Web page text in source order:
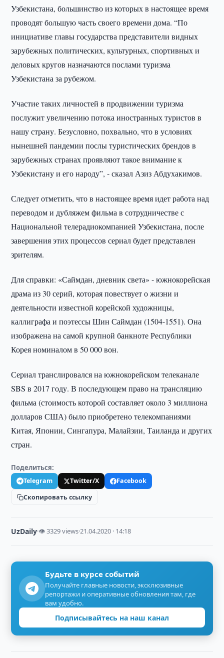
Узбекистана, большинство из которых в настоящее время
проводят большую часть своего времени дома. “По
инициативе главы государства представители видных
зарубежных политических, культурных, спортивных и
деловых кругов назначаются послами туризма
Узбекистана за рубежом.
Участие таких личностей в продвижении туризма
послужит увеличению потока иностранных туристов в
нашу страну. Безусловно, похвально, что в условиях
нынешней пандемии послы туристических брендов в
зарубежных странах проявляют такое внимание к
Узбекистану и его народу”, - сказал Азиз Абдухакимов.
Следует отметить, что в настоящее время идет работа над
переводом и дубляжем фильма в сотрудничестве с
Национальной телерадиокомпанией Узбекистана, после
завершения этих процессов сериал будет представлен
зрителям.
Для справки: «Саймдан, дневник света» - южнокорейская
драма из 30 серий, которая повествует о жизни и
деятельности известной корейской художницы,
каллиграфа и поэтессы Шин Саймдан (1504-1551). Она
изображена на самой крупной банкноте Республики
Корея номиналом в 50 000 вон.
Сериал транслировался на южнокорейском телеканале
SBS в 2017 году. В последующем право на трансляцию
фильма (стоимость которой составляет около 3 миллиона
долларов США) было приобретено телекомпаниями
Китая, Японии, Сингапура, Малайзии, Таиланда и других
стран.
Поделиться:
Telegram Twitter/X
Facebook
Скопировать ссылку
UzDaily·👁 3329 views·21.04.2020 · 14:18
Будьте в курсе событий
Получайте главные новости, эксклюзивные
репортажи и оперативные обновления там, где
вам удобно.
Подписывайтесь на наш канал